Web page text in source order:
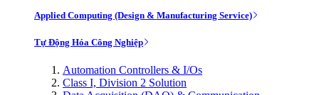
Applied Computing (Design & Manufacturing Service)
Tự Động Hóa Công Nghiệp
Automation Controllers & I/Os
Class I, Division 2 Solution